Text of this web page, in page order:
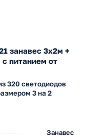
занавес 3x2м +
питанием от
320 светодиодов
3 на 2
Занавес